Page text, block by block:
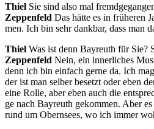
Thiel Sie sind also mal
Zep­pe­n­feld Das hät­te es in frü­he­ren
men. Ich bin sehr dank­bar, dass man
Thiel Was ist denn Bay­reuth für Sie?
Zep­pe­n­feld Nein, ein in­ner­li­ches
denn ich bin ein­fach ger­ne da. Ich
der ist man sel­ber be­setzt oder eben
eine Rol­le, aber eben auch die
ge nach Bay­reuth ge­kom­men. Aber
rund um Obern­sees, wo ich im­mer